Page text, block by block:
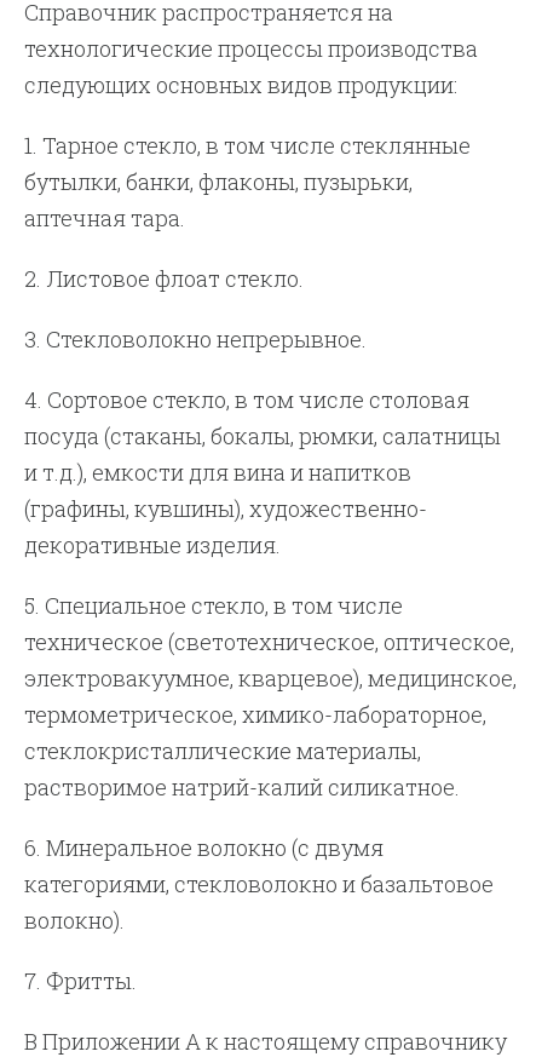
Справочник распространяется на
технологические процессы производства
следующих основных видов продукции:
1. Тарное стекло, в том числе стеклянные
бутылки, банки, флаконы, пузырьки,
аптечная тара.
2. Листовое флоат стекло.
3. Стекловолокно непрерывное.
4. Сортовое стекло, в том числе столовая
посуда (стаканы, бокалы, рюмки, салатницы
и т.д.), емкости для вина и напитков
(графины, кувшины), художественно-
декоративные изделия.
5. Специальное стекло, в том числе
техническое (светотехническое, оптическое,
электровакуумное, кварцевое), медицинское,
термометрическое, химико-лабораторное,
стеклокристаллические материалы,
растворимое натрий-калий силикатное.
6. Минеральное волокно (с двумя
категориями, стекловолокно и базальтовое
волокно).
7. Фритты.
В Приложении А к настоящему справочнику